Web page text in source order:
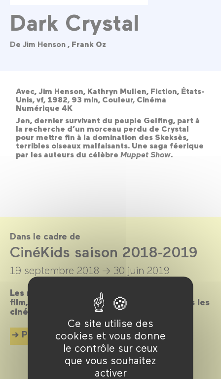
Ce site utilise des
cookies et vous donne
le contrôle sur ceux
que vous souhaitez
activer
Dark Crystal
De Jim Henson , Frank Oz
Avec, Jim Henson, Kathryn Mullen, Fiction, États-
Unis, vf, 1982, 93 min, Couleur, Cinéma
Numérique 4K
Jen, dernier survivant du peuple Gelfing, part à
la recherche d’un morceau perdu de Crystal
pour mettre fin à la domination des Skeksès,
terribles oiseaux malfaisants. Une saga féerique
par les auteurs du célèbre Muppet Show.
Dans le cadre de
CinéKids saison 2018-2019
19 septembre 2018 → 30 juin 2019
Les mercredis et dimanches après-midi, un
film, un goûter et des animations pour tous les
cinéphiles en herbe de 18 mois à 8 ans !
Plus d'info